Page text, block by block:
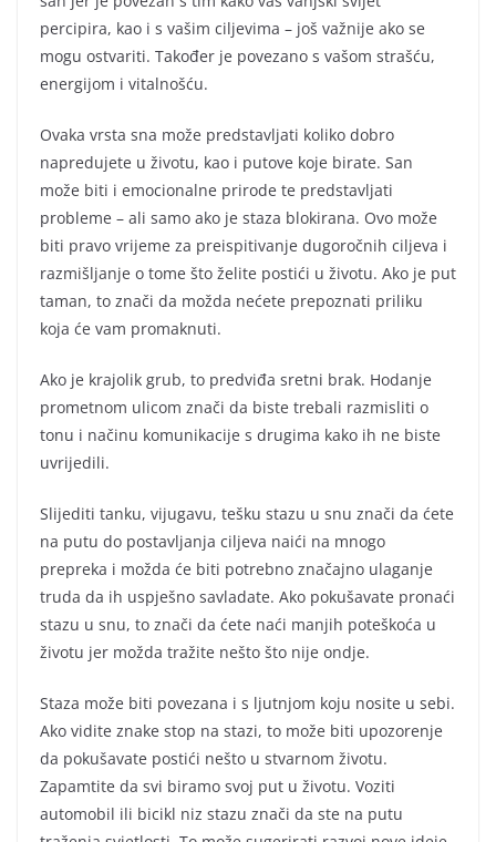
percipira, kao i s vašim ciljevima – još važnije ako se
mogu ostvariti. Također je povezano s vašom strašću,
energijom i vitalnošću.
Ovaka vrsta sna može predstavljati koliko dobro
napredujete u životu, kao i putove koje birate. San
može biti i emocionalne prirode te predstavljati
probleme – ali samo ako je staza blokirana. Ovo može
biti pravo vrijeme za preispitivanje dugoročnih ciljeva i
razmišljanje o tome što želite postići u životu. Ako je put
taman, to znači da možda nećete prepoznati priliku
koja će vam promaknuti.
Ako je krajolik grub, to predviđa sretni brak. Hodanje
prometnom ulicom znači da biste trebali razmisliti o
tonu i načinu komunikacije s drugima kako ih ne biste
uvrijedili.
Slijediti tanku, vijugavu, tešku stazu u snu znači da ćete
na putu do postavljanja ciljeva naići na mnogo
prepreka i možda će biti potrebno značajno ulaganje
truda da ih uspješno savladate. Ako pokušavate pronaći
stazu u snu, to znači da ćete naći manjih poteškoća u
životu jer možda tražite nešto što nije ondje.
Staza može biti povezana i s ljutnjom koju nosite u sebi.
Ako vidite znake stop na stazi, to može biti upozorenje
da pokušavate postići nešto u stvarnom životu.
Zapamtite da svi biramo svoj put u životu. Voziti
automobil ili bicikl niz stazu znači da ste na putu